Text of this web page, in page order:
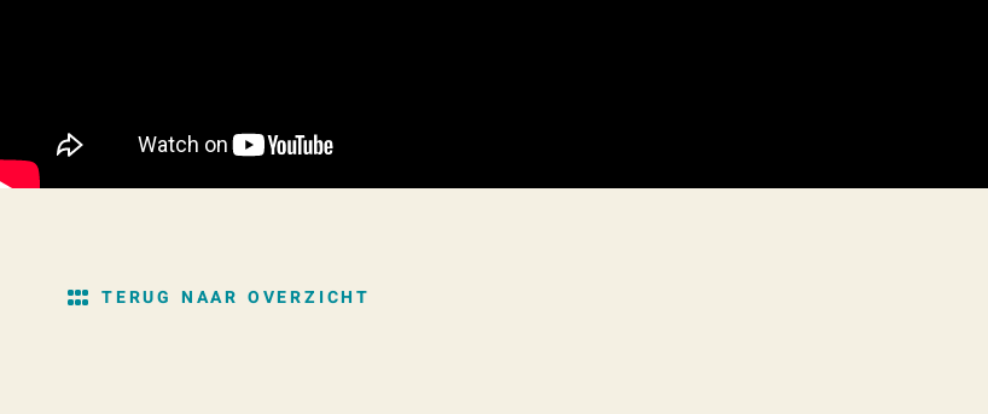
TERUG NAAR OVERZICHT